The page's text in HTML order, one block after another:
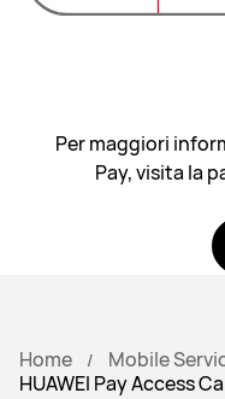
Per maggiori
Pay, visita la
Home Mobile
HUAWEI Pay Access